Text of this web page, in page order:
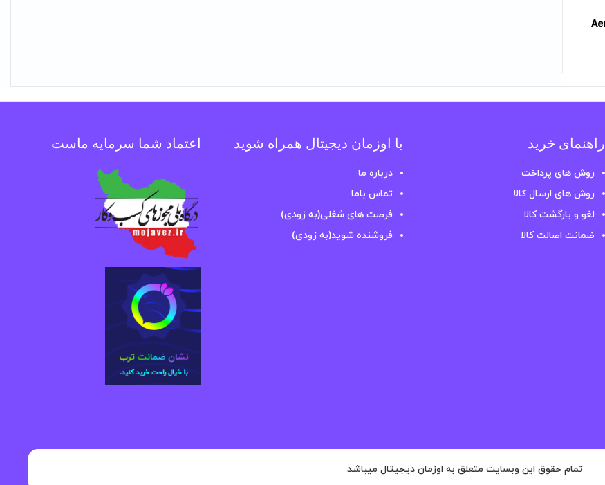
راهنمای خرید
روش های پرداخت
روش های ارسال کالا
لغو و بازگشت کالا
ضمانت اصالت کالا
با اوزمان دیجیتال همراه شوید
درباره ما
تماس باما
فرصت های شغلی(به زودی)
فروشنده شوید(به زودی)
اعتماد شما سرمایه ماست
تمام حقوق این وبسایت متعلق به اوزمان دیجیتال میباشد